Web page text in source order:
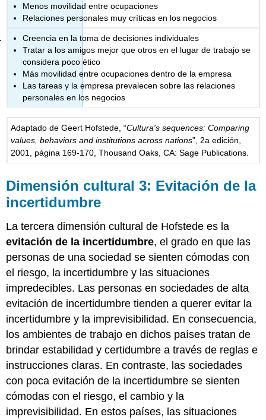
Menos movilidad entre ocupaciones
Relaciones personales muy críticas en los negocios
Creencia en la toma de decisiones individuales
Tratar a los amigos mejor que otros en el lugar de trabajo se
considera poco ético
Más movilidad entre ocupaciones dentro de la empresa
Las tareas y la empresa prevalecen sobre las relaciones
personales en los negocios
Adaptado de Geert Hofstede, “Cultura's sequences: Comparing
values, behaviors and institutions across nations”, 2a edición,
2001, página 169-170, Thousand Oaks, CA: Sage Publications.
Dimensión cultural 3: Evitación de la
incertidumbre
La tercera dimensión cultural de Hofstede es la
evitación de la incertidumbre, el grado en que las
personas de una sociedad se sienten cómodas con
el riesgo, la incertidumbre y las situaciones
impredecibles. Las personas en sociedades de alta
evitación de incertidumbre tienden a querer evitar la
incertidumbre y la imprevisibilidad. En consecuencia,
los ambientes de trabajo en dichos países tratan de
brindar estabilidad y certidumbre a través de reglas e
instrucciones claras. En contraste, las sociedades
con poca evitación de la incertidumbre se sienten
cómodas con el riesgo, el cambio y la
imprevisibilidad. En estos países, las situaciones